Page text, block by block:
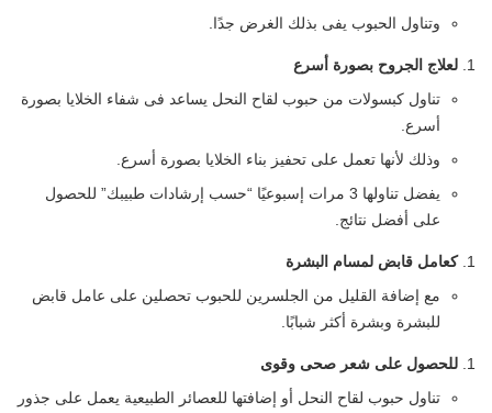
وتناول الحبوب يفى بذلك الغرض جدًا.
لعلاج الجروح بصورة أسرع
تناول كبسولات من حبوب لقاح النحل يساعد فى شفاء الخلايا بصورة
أسرع.
وذلك لأنها تعمل على تحفيز بناء الخلايا بصورة أسرع.
يفضل تناولها 3 مرات إسبوعيًا “حسب إرشادات طبيبك” للحصول
على أفضل نتائج.
كعامل قابض لمسام البشرة
مع إضافة القليل من الجلسرين للحبوب تحصلين على عامل قابض
للبشرة وبشرة أكثر شبابًا.
للحصول على شعر صحى وقوى
تناول حبوب لقاح النحل أو إضافتها للعصائر الطبيعية يعمل على جذور